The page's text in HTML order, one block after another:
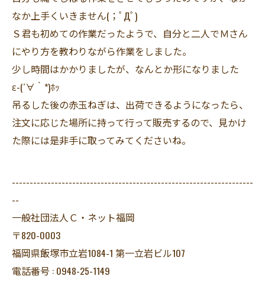
なか上手くいきません(；ﾟДﾟ)
Ｓ君も初めての作業だったようで、自分と二人でＭさん
にやり方を教わりながら作業をしました。
少し時間はかかりましたが、なんとか形になりました
ε-(´∀｀*)ﾎｯ
吊るした後の赤玉ねぎは、出荷できるようになったら、
注文に応じた場所に持って行って販売するので、見かけ
た際には是非手に取ってみてくださいね。
--------------------------------------------------------------------
--
一般社団法人Ｃ・ネット福岡
〒820-0003
福岡県飯塚市立岩1084-1 第一立岩ビル107
電話番号 : 0948-25-1149